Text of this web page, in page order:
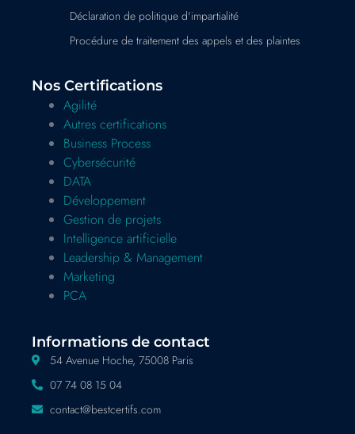
Déclaration de politique d'impartialité
Procédure de traitement des appels et des plaintes
Nos Certifications
Agilité
Autres certifications
Business Process
Cybersécurité
DATA
Développement
Gestion de projets
Intelligence artificielle
Leadership & Management
Marketing
PCA
Informations de contact
54 Avenue Hoche, 75008 Paris
07 74 08 15 04
contact@bestcertifs.com